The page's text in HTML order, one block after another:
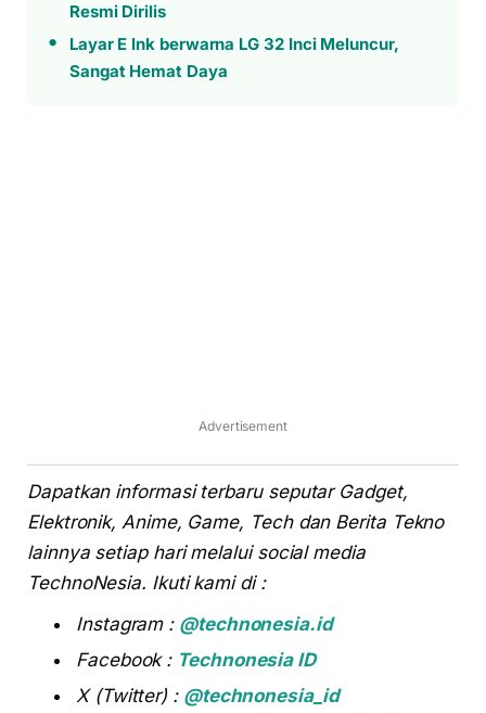
Resmi Dirilis
Layar E Ink berwarna LG 32 Inci Meluncur,
Sangat Hemat Daya
Advertisement
Dapatkan informasi terbaru seputar Gadget,
Elektronik, Anime, Game, Tech dan Berita Tekno
lainnya setiap hari melalui social media
TechnoNesia. Ikuti kami di :
Instagram : @technonesia.id
Facebook : Technonesia ID
X (Twitter) : @technonesia_id